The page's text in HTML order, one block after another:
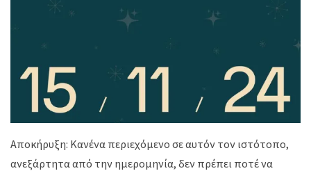
Αποκήρυξη: Κανένα περιεχόμενο σε αυτόν τον ιστότοπο,
ανεξάρτητα από την ημερομηνία, δεν πρέπει ποτέ να